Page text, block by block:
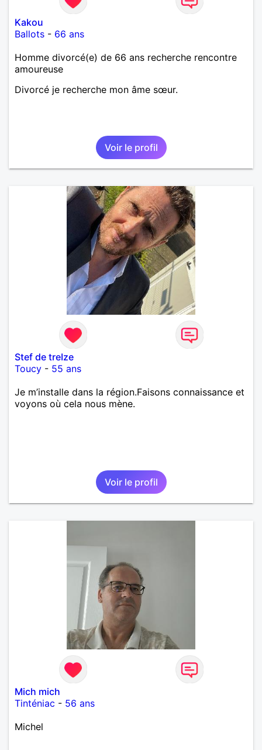
Kakou
Ballots - 66 ans
Homme divorcé(e) de 66 ans recherche rencontre
amoureuse
Divorcé je recherche mon âme sœur.
Voir le profil
Stef de treIze
Toucy - 55 ans
Je m’installe dans la région.Faisons connaissance et
voyons où cela nous mène.
Voir le profil
Mich mich
Tinténiac - 56 ans
Michel